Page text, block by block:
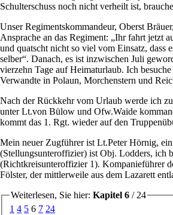
Schulterschuss noch nicht verheilt ist,
Unser Regimentskommandeur, Oberst
Ansprache an das Regiment:
Ihr fahrt jetzt
und quatscht nicht so viel vom Einsatz, dass
selber . Danach, es ist inzwischen Juli
vierzehn Tage auf Heimaturlaub. Ich
Verwandte in Polaun, Morchenstern und
Nach der Rückkehr vom Urlaub werde ich
unter Lt.von Bülow und Ofw.Waide
kommt das 1. Rgt. wieder auf den
Mein neuer Zugführer ist Lt.Peter Hörnig,
(Stellungsunteroffizier) ist Obj. Lodders, ich
(Richtkreisunteroffizier 1). Kompanieführer
Fölster, der mittlerweile aus dem Lazarett
Weiterlesen, Sie hier: Kapitel 6 / 24
1 4 5 6 7 24